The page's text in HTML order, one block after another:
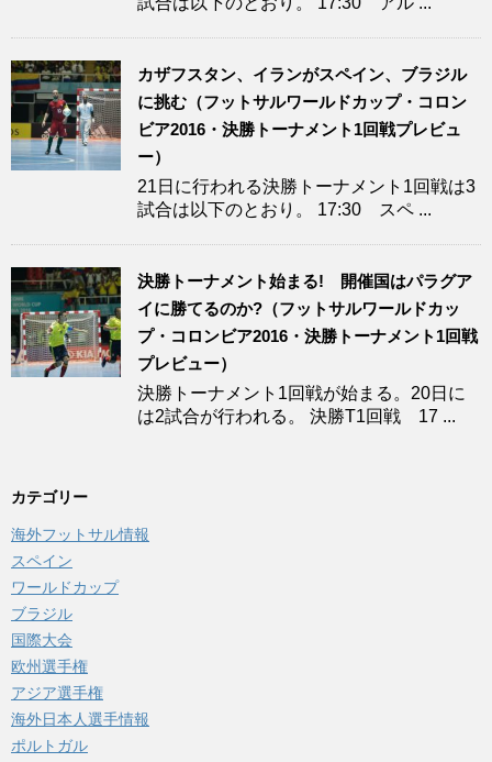
カザフスタン、イランがスペイン、ブラジル
に挑む（フットサルワールドカップ・コロン
ビア2016・決勝トーナメント1回戦プレビュ
ー）
21日に行われる決勝トーナメント1回戦は3
試合は以下のとおり。 17:30 スペ ...
決勝トーナメント始まる! 開催国はパラグア
イに勝てるのか?（フットサルワールドカッ
プ・コロンビア2016・決勝トーナメント1回戦
プレビュー）
決勝トーナメント1回戦が始まる。20日に
は2試合が行われる。 決勝T1回戦 17 ...
カテゴリー
海外フットサル情報
スペイン
ワールドカップ
ブラジル
国際大会
欧州選手権
アジア選手権
海外日本人選手情報
ポルトガル